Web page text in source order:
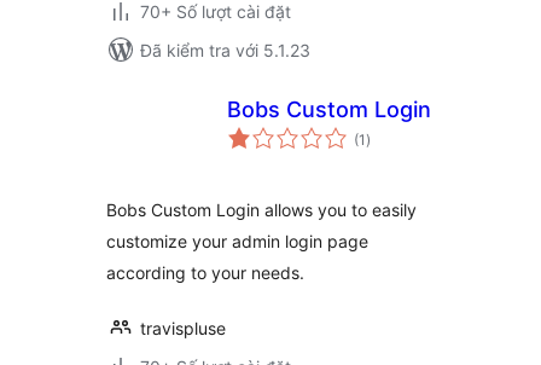
70+ Số lượt cài đặt
Đã kiểm tra với 5.1.23
Bobs Custom Login
(1 tổng
đánh
)
Bobs Custom Login allows you to easily
customize your admin login page
according to your needs.
travispluse